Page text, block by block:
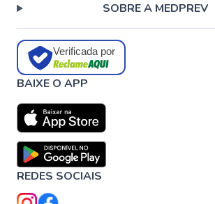
SOBRE A MEDPREV
Verificada por
BAIXE O APP
REDES SOCIAIS